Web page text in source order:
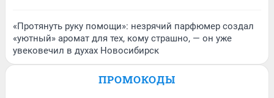
«Протянуть руку помощи»: незрячий парфюмер создал
«уютный» аромат для тех, кому страшно, — он уже
увековечил в духах Новосибирск
ПРОМОКОДЫ